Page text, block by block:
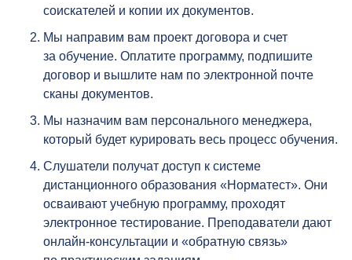
соискателей и копии их документов.
Мы направим вам проект договора и счет
за обучение. Оплатите программу, подпишите
договор и вышлите нам по электронной почте
сканы документов.
Мы назначим вам персонального менеджера,
который будет курировать весь процесс обучения.
Слушатели получат доступ к системе
дистанционного образования «Норматест». Они
осваивают учебную программу, проходят
электронное тестирование. Преподаватели дают
онлайн-консультации и «обратную связь»